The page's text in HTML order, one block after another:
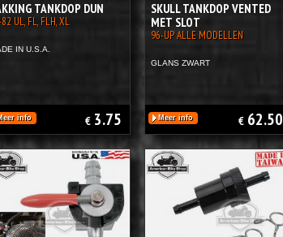
TANKDOP DUN
UL, FL, FLH, XL
IN U.S.A.
info € 3.75
SKULL TANKDOP VENTED
MET SLOT
96-UP ALLE MODELLEN
GLANS ZWART
Meer info € 62.50